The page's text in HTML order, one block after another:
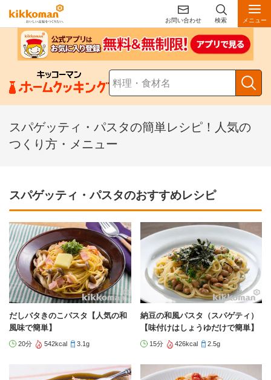
お問い合わせ 検索 メニュー
スパゲッティ・パスタの簡単レシピ！人気の
つくり方・メニュー
スパゲッティ・パスタのおすすめレシピ
だしバタきのこパスタ【人気の和
風味で簡単】
20分 542kcal 3.1g
納豆の和風パスタ（スパゲティ）
【味付けはしょうゆだけで簡単】
15分 426kcal 2.5g